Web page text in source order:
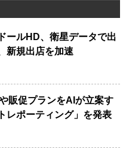
ールHD、衛星データで出
新規出店を加速
販促プランをAIが立案す
レポーティング」を発表